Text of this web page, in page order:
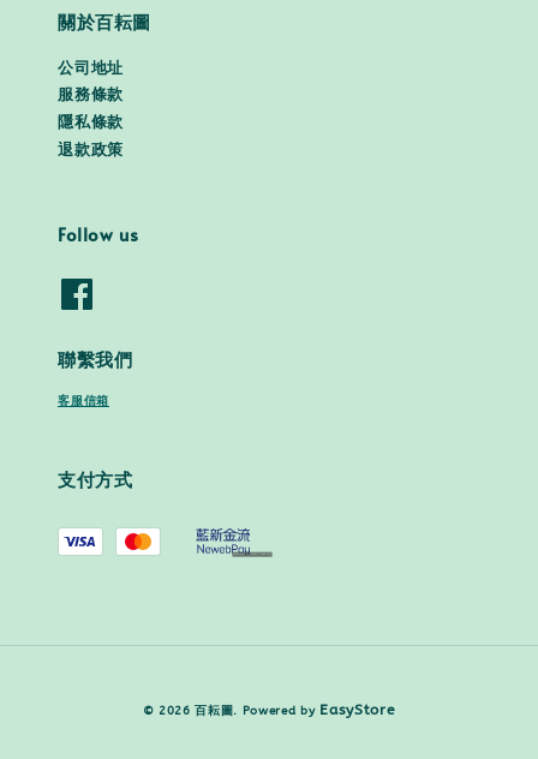
關於百耘圖
公司地址
服務條款
隱私條款
退款政策
Follow us
聯繫我們
客服信箱
支付方式
© 2026 百耘圖. Powered by EasyStore